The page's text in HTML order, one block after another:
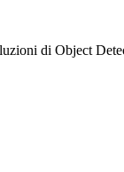
di Object